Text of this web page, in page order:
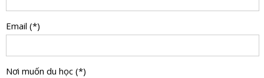
Email (*)
Nơi muốn du học (*)